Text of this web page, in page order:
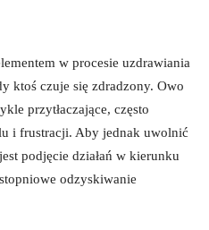
w procesie uzdrawiania
ktoś czuje się zdradzony. Owo
przytłaczające, często
i frustracji. Aby jednak uwolnić
podjęcie działań w kierunku
odzyskiwanie